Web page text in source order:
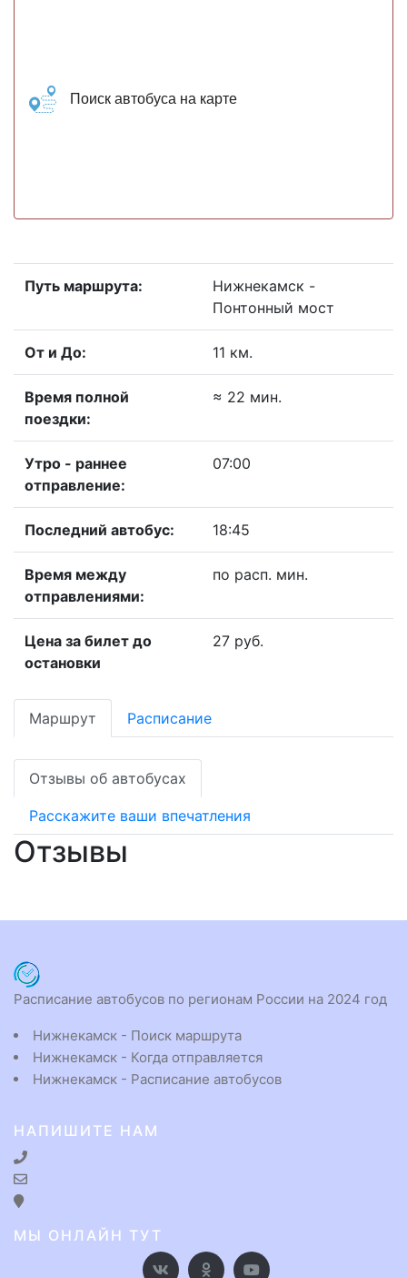
Поиск автобуса на карте
Путь маршрута:
Нижнекамск -
Понтонный мост
От и До: 11 км.
Время полной
поездки:
≈ 22 мин.
Утро - раннее
отправление:
07:00
Последний автобус: 18:45
Время между
отправлениями:
по расп. мин.
Цена за билет до
остановки
27 руб.
Маршрут Расписание
Отзывы об автобусах
Расскажите ваши впечатления
Отзывы
Расписание автобусов по регионам России на 2024 год
Нижнекамск - Поиск маршрута
Нижнекамск - Когда отправляется
Нижнекамск - Расписание автобусов
НАПИШИТЕ НАМ
МЫ ОНЛАЙН ТУТ